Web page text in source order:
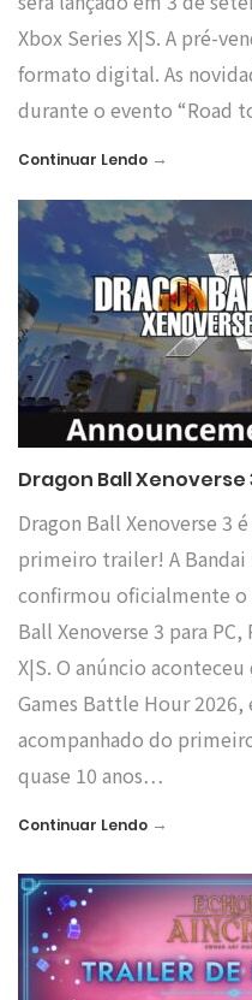
Xbox Series X|S. A pré-
formato digital. As
durante o evento “Road
Continuar Lendo →
Dragon Ball
Dragon Ball Xenoverse 3
primeiro trailer! A
confirmou oficialmente o
Ball Xenoverse 3 para
X|S. O anúncio aconteceu
Games Battle Hour 2026,
acompanhado do
quase 10 anos…
Continuar Lendo →